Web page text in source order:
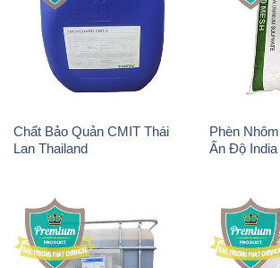
Chất Bảo Quản CMIT Thái
Lan Thailand
Phèn
Ấn Độ India